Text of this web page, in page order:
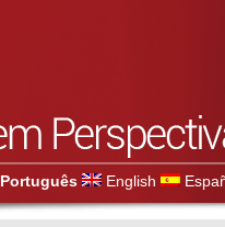
Português English